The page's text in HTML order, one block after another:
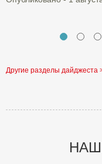
Другие разделы дайджеста